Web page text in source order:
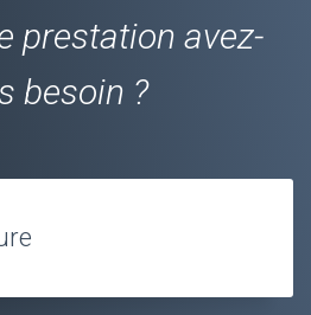
prestation avez-
besoin ?